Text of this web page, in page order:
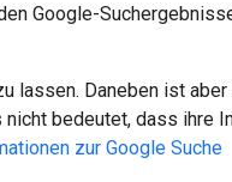
Google-
lassen. Daneben ist aber
bedeutet, dass ihre
zur Google Suche